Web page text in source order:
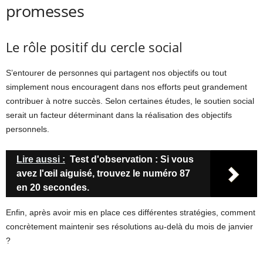
promesses
Le rôle positif du cercle social
S’entourer de personnes qui partagent nos objectifs ou tout
simplement nous encouragent dans nos efforts peut grandement
contribuer à notre succès. Selon certaines études, le soutien social
serait un facteur déterminant dans la réalisation des objectifs
personnels.
Lire aussi : Test d'observation : Si vous
avez l'œil aiguisé, trouvez le numéro 87
en 20 secondes.
Enfin, après avoir mis en place ces différentes stratégies, comment
concrètement maintenir ses résolutions au-delà du mois de janvier
?